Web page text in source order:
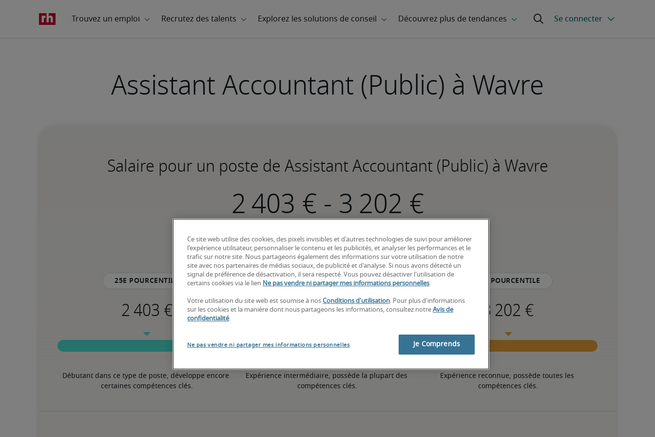
Assistant Accountant (Public) à Wavre
Salaire pour un poste de Assistant Accountant (Public) à Wavre
-
Équivalent à la moyenne nationale
25e pourcentile
Débutant dans ce type de poste, développe encore
certaines compétences clés.
50e pourcentile
Expérience intermédiaire, possède la plupart des
compétences clés.
75e pourcentile
Expérience reconnue, possède toutes les
compétences clés.
Ce site web utilise des cookies, des pixels invisibles et d'autres technologies de suivi pour améliorer
l'expérience utilisateur, personnaliser le contenu et les publicités, et analyser les performances et le
trafic sur notre site. Nous partageons également des informations sur votre utilisation de notre
site avec nos partenaires de médias sociaux, de publicité et d'analyse. Si nous avons détecté un
signal de préférence de désactivation, il sera respecté. Vous pouvez désactiver l'utilisation de
certains cookies via le lien Ne pas vendre ni partager mes informations personnelles.
Votre utilisation du site web est soumise à nos Conditions d'utilisation. Pour plus d'informations
sur les cookies et la manière dont nous partageons les informations, consultez notre Avis de
confidentialité.
Ne pas vendre ni partager mes informations personnelles Je Comprends